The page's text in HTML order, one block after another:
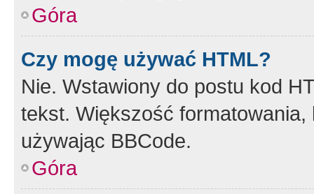
Góra
Czy mogę używać HTML?
Nie. Wstawiony do postu kod
tekst. Większość
używając BBCode.
Góra